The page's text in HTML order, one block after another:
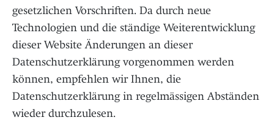
gesetzlichen Vorschriften. Da durch neue
Technologien und die ständige Weiterentwicklung
dieser Website Änderungen an dieser
Datenschutzerklärung vorgenommen werden
können, empfehlen wir Ihnen, die
Datenschutzerklärung in regelmässigen Abständen
wieder durchzulesen.